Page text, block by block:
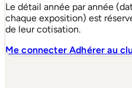
Le détail année par année
chaque exposition) est
de leur cotisation.
Me connecterAdhérer au